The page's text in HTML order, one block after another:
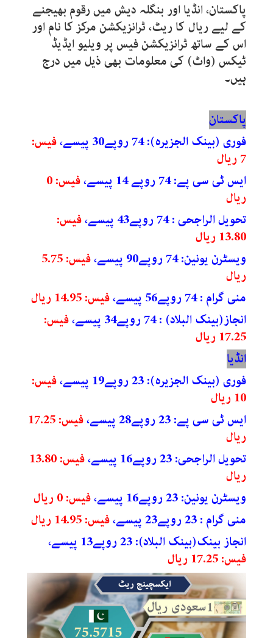
پاکستان، انڈیا اور بنگلہ دیش میں رقوم بھیجنے
کے لیے ریال کا ریٹ، ٹرانزیکشن مرکز کا نام اور
اس کے ساتھ ٹرانزیکشن فیس پر ویلیو ایڈیڈ
ٹیکس (واٹ) کی معلومات بھی ذیل میں درج
ہیں۔
پاکستان
فوری (بینک الجزیرہ): 74 روپے30
پیسے،فیس:
7 ریال
ایس ٹی سی پے: 74 روپے 14 پیسے،
فیس: 0
ریال
تحویل الراجحی : 74 روپے43 پیسے،
فیس:
13.80 ریال
ویسٹرن یونین: 74 روپے90 پیسے،
فیس: 5.75
ریال
منی گرام : 74 روپے56 پیسے،
فیس: 14.95 ریال
انجاز(بینک البلاد) : 74 روپے34 پیسے،
فیس:
17.25 ریال
انڈیا
فوری (بینک الجزیرہ): 23 روپے19 پیسے،
فیس:
10 ریال
ایس ٹی سی پے: 23 روپے28 پیسے،
فیس: 17.25
ریال
تحویل الراجحی: 23 روپے16 پیسے،
فیس: 13.80
ریال
ویسٹرن یونین: 23 روپے16 پیسے،
فیس: 0 ریال
منی گرام : 23 روپے23 پیسے،
فیس: 14.95 ریال
انجاز بینک(بینک البلاد): 23 روپے13 پیسے،
فیس: 17.25 ریال